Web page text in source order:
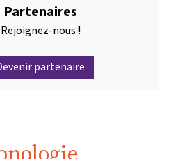
Partenaires
Rejoignez-nous !
partenaire